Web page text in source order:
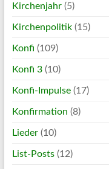
Kirchenjahr(5)
Kirchenpolitik(15)
Konfi (109)
Konfi 3(10)
Konfi-Impulse(17)
Konfirmation (8)
Lieder(10)
List-Posts(12)